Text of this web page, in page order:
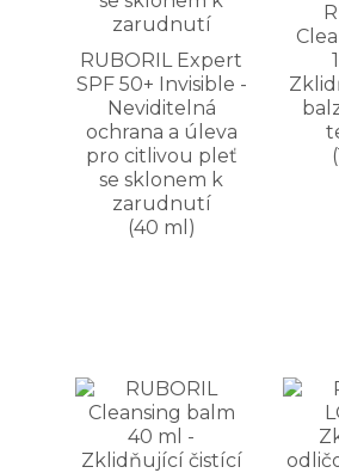
RUBORIL Expert
SPF 50+ Invisible -
Neviditelná
ochrana a úleva
pro citlivou pleť
se sklonem k
zarudnutí
(40 ml)